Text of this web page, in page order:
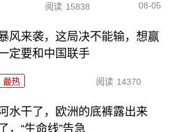
阅读 15838 08-05
风来袭，这局决不能输，想赢
定要和中国联手
最热 阅读 14370
水干了，欧洲的底裤露出来
，“生命线”告急